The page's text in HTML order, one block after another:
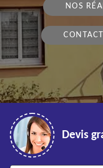
NOS
Devis